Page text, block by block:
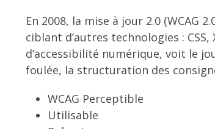
En 2008, la mise à jour 2.0 (WCAG
ciblant d’autres technologies :
d’accessibilité numérique, voit le
foulée, la structuration des
WCAG Perceptible
Utilisable